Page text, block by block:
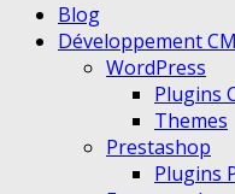
menu
menu
Blog
Développement
WordPress
Plugins
Themes
Prestashop
Plugins